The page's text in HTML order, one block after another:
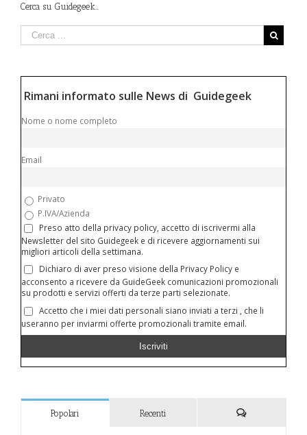
Cerca su Guidegeek…
Rimani informato sulle News di Guidegeek
Nome o nome completo
Email
Privato
P.IVA/Azienda
Preso atto della privacy policy, accetto di iscrivermi alla
Newsletter del sito Guidegeek e di ricevere aggiornamenti sui
migliori articoli della settimana.
Dichiaro di aver preso visione della Privacy Policy e
acconsento a ricevere da GuideGeek comunicazioni promozionali
su prodotti e servizi offerti da terze parti selezionate.
Accetto che i miei dati personali siano inviati a terzi , che li
useranno per inviarmi offerte promozionali tramite email.
Popolari Recenti